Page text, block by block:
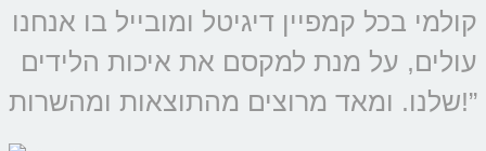
קולמי בכל קמפיין דיגיטל ומובייל בו אנחנו
עולים, על מנת למקסם את איכות הלידים
שלנו. ומאד מרוצים מהתוצאות ומהשרות!”